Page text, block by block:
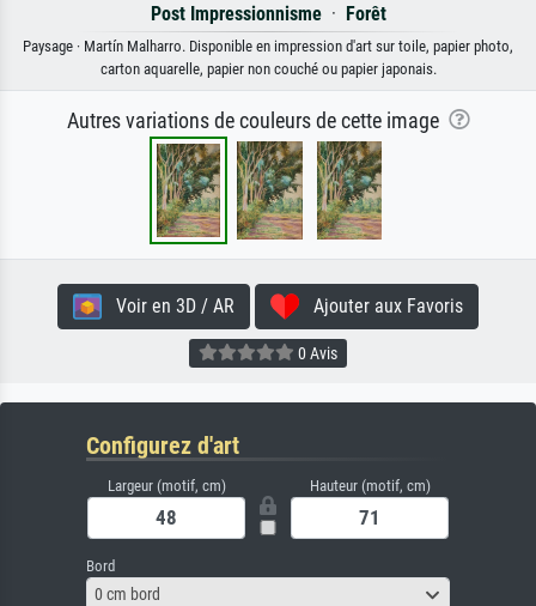
Post Impressionnisme· Forêt
Paysage · Martín Malharro. Disponible en impression d'art sur toile, papier photo,
carton aquarelle, papier non couché ou papier japonais.
Autres variations de couleurs de cette image
Voir en 3D / AR Ajouter aux Favoris
0 Avis
Configurez d'art
Largeur (motif, cm) Hauteur (motif, cm)
Bord
0 cm bord